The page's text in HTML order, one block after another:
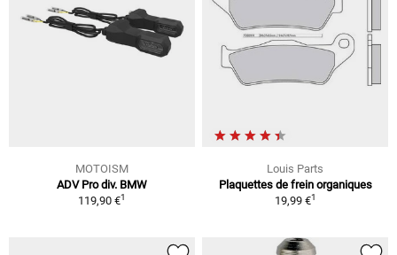
MOTOISM
ADV Pro div. BMW
119,90 €1
Louis Parts
Plaquettes de frein organiques
19,99 €1